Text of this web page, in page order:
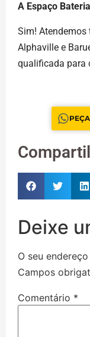
A Espaço
Sim! Atendemos
Alphaville e
qualificada para
Deixe
O seu
Campos
Comentário *